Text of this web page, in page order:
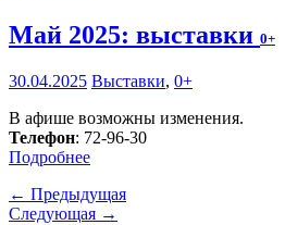
Май 2025: выставки 0+
30.04.2025 Выставки, 0+
В афише возможны изменения.
Телефон: 72-96-30
Подробнее
← Предыдущая
Следующая →